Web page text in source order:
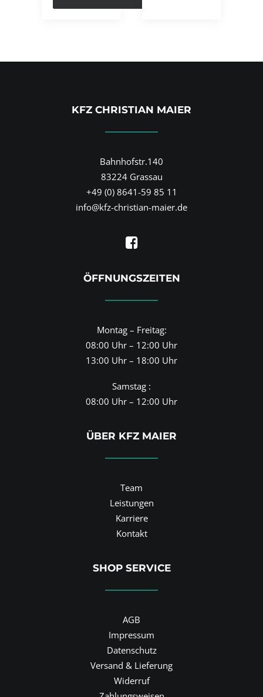
KFZ CHRISTIAN MAIER
Bahnhofstr.140
83224 Grassau
+49 (0) 8641-59 85 11
info@kfz-christian-maier.de
ÖFFNUNGSZEITEN
Montag – Freitag:
08:00 Uhr – 12:00 Uhr
13:00 Uhr – 18:00 Uhr
Samstag :
08:00 Uhr – 12:00 Uhr
ÜBER KFZ MAIER
Team
Leistungen
Karriere
Kontakt
SHOP SERVICE
AGB
Impressum
Datenschutz
Versand & Lieferung
Widerruf